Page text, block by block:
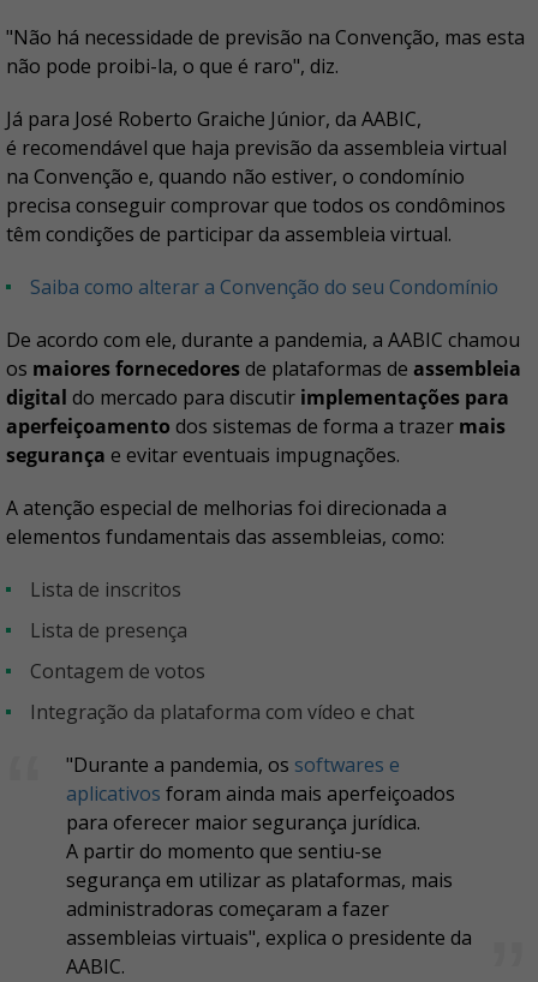
"Não há necessidade de previsão na Convenção, mas esta
não pode proibi-la, o que é raro", diz.
Já para José Roberto Graiche Júnior, da AABIC,
é recomendável que haja previsão da assembleia virtual
na Convenção e, quando não estiver, o condomínio
precisa conseguir comprovar que todos os condôminos
têm condições de participar da assembleia virtual.
Saiba como alterar a Convenção do seu Condomínio
De acordo com ele, durante a pandemia, a AABIC chamou
os maiores fornecedoresde plataformas de assembleia
digital do mercado para discutir implementações para
aperfeiçoamento dos sistemas de forma a trazer mais
segurança e evitar eventuais impugnações.
A atenção especial de melhorias foi direcionada a
elementos fundamentais das assembleias, como:
lista de inscritos
lista de presença
contagem de votos
integração da plataforma com vídeo e chat
"Durante a pandemia, os softwares e
aplicativos foram ainda mais aperfeiçoados
para oferecer maior segurança jurídica.
A partir do momento que sentiu-se
segurança em utilizar as plataformas, mais
administradoras começaram a fazer
assembleias virtuais", explica o presidente da
AABIC.